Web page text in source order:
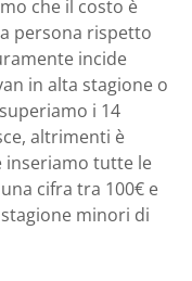
che il costo è
persona rispetto
incide
in alta stagione o
i 14
altrimenti è
inseriamo tutte le
cifra tra 100€ e
minori di